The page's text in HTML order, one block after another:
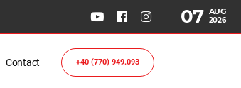
07 AUG
2026
Contact +40 (770) 949.093